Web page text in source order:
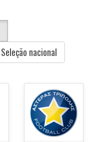
Seleção nacional